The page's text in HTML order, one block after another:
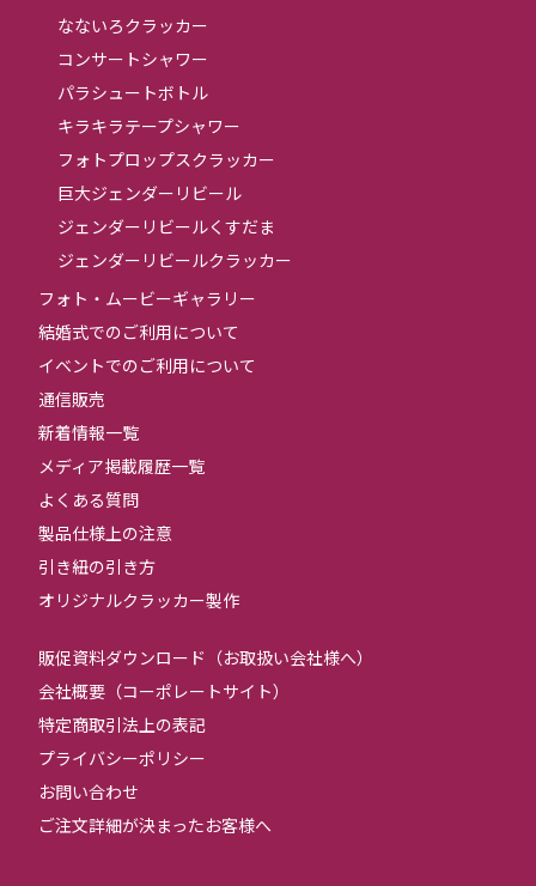
なないろクラッカー
コンサートシャワー
パラシュートボトル
キラキラテープシャワー
フォトプロップスクラッカー
巨大ジェンダーリビール
ジェンダーリビールくすだま
ジェンダーリビールクラッカー
フォト・ムービーギャラリー
結婚式でのご利用について
イベントでのご利用について
通信販売
新着情報一覧
メディア掲載履歴一覧
よくある質問
製品仕様上の注意
引き紐の引き方
オリジナルクラッカー製作
販促資料ダウンロード（お取扱い会社様へ）
会社概要（コーポレートサイト）
特定商取引法上の表記
プライバシーポリシー
お問い合わせ
ご注文詳細が決まったお客様へ